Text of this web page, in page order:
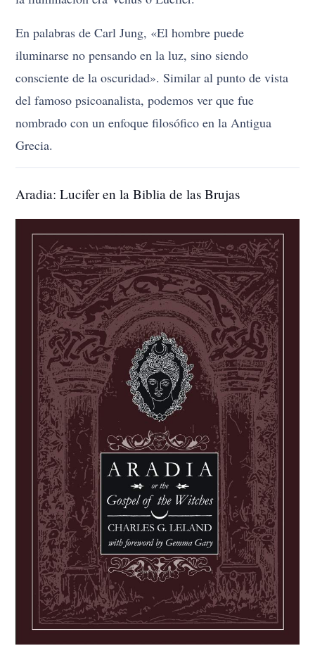
En palabras de Carl Jung, «El hombre puede
iluminarse no pensando en la luz, sino siendo
consciente de la oscuridad». Similar al punto de vista
del famoso psicoanalista, podemos ver que fue
nombrado con un enfoque filosófico en la Antigua
Grecia.
Aradia: Lucifer en la Biblia de las Brujas